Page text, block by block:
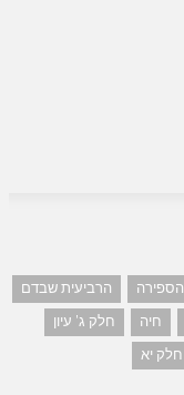
הספירה
הרביעית שבדם
חיה
חלק ג' עיון
חלק יא